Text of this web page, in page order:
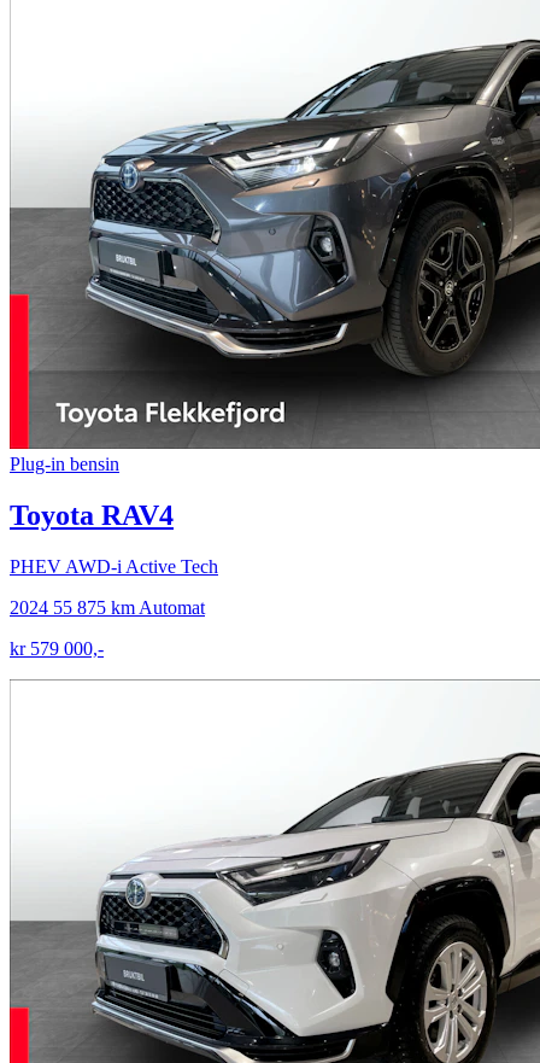
Plug-in bensin
Toyota RAV4
PHEV AWD-i Active Tech
2024 55 875 km Automat
kr 579 000,-